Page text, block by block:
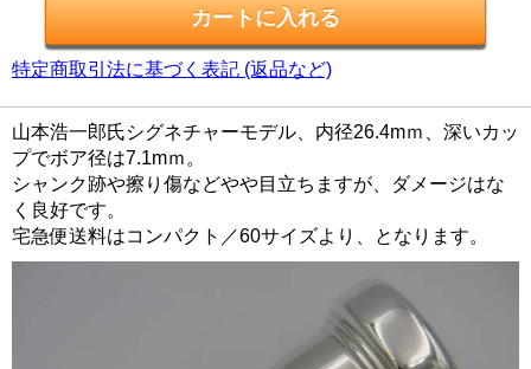
特定商取引法に基づく表記 (返品など)
山本浩一郎氏シグネチャーモデル、内径26.4mｍ、深いカッ
プでボア径は7.1mｍ。
シャンク跡や擦り傷などやや目立ちますが、ダメージはな
く良好です。
宅急便送料はコンパクト／60サイズより、となります。